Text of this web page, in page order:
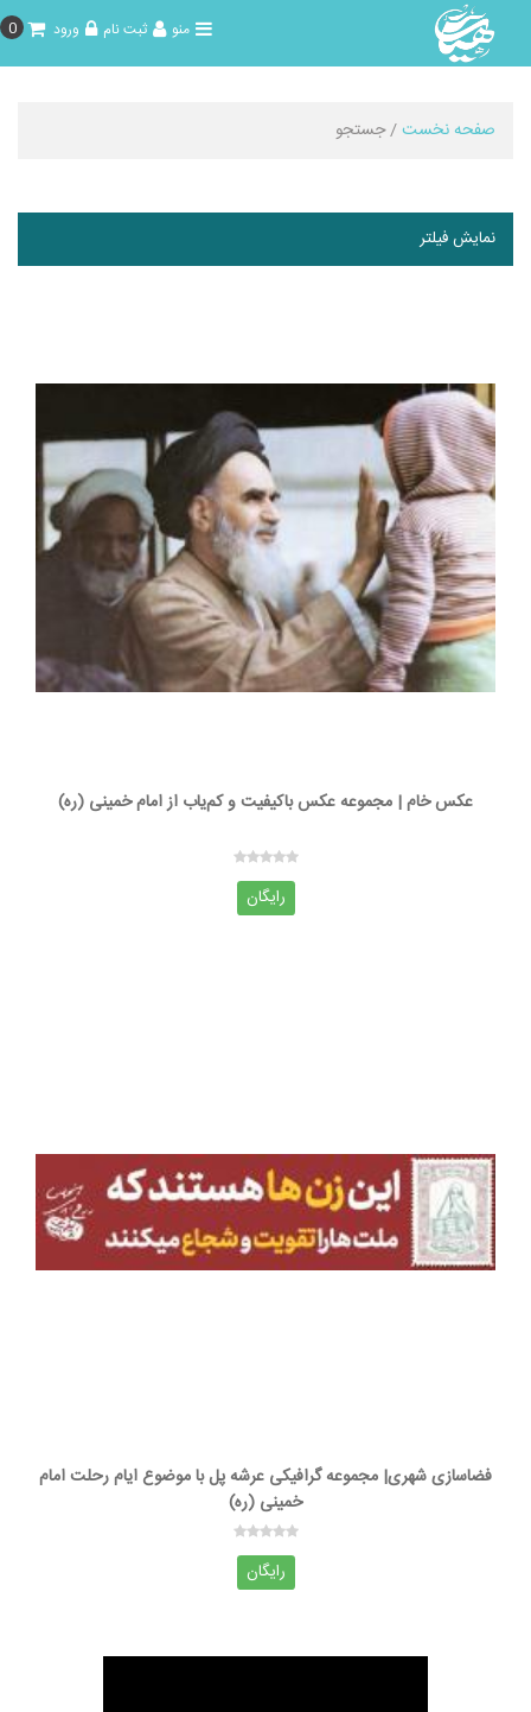
0 ورود ثبت نام منو
صفحه نخست/ جستجو
نمایش فیلتر
عکس خام | مجموعه عکس باکیفیت و کم‌یاب از امام خمینی (ره)
رایگان
فضاسازی شهری| مجموعه گرافیکی عرشه پل با موضوع ایام رحلت امام
خمینی (ره)
رایگان